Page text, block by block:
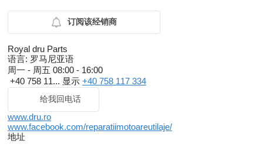
订阅该经销商
Royal dru Parts
语言: 罗马尼亚语
周一 - 周五 08:00 - 16:00
+40 758 11... 显示 +40 758 117 334
给我回电话
www.dru.ro
www.facebook.com/reparatiimotoareutilaje/
地址